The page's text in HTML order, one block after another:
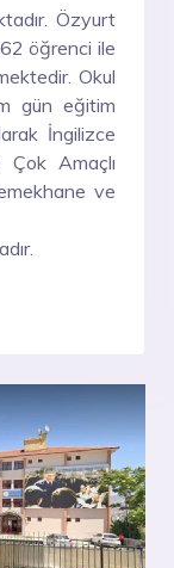
Özyurt
öğrenci ile
Okul
gün eğitim
İngilizce
Çok Amaçlı
ve